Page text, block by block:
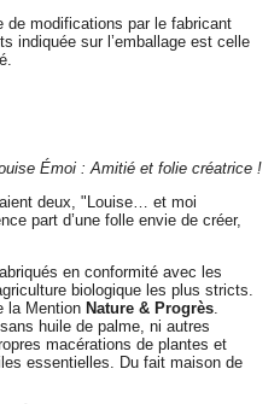
de modifications par le fabricant
indiquée sur l’emballage est celle
Émoi : Amitié et folie créatrice !
deux, "Louise… et moi
part d’une folle envie de créer,
en conformité avec les
biologique les plus stricts.
la Mention Nature & Progrès.
huile de palme, ni autres
macérations de plantes et
essentielles. Du fait maison de